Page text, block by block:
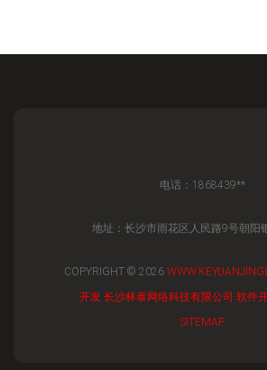
电话：1868439**
地址：长沙市雨花区人民路9号朝阳
COPYRIGHT © 2026
开发 长沙林泰网络科技有限公司 软件
SITEMAP